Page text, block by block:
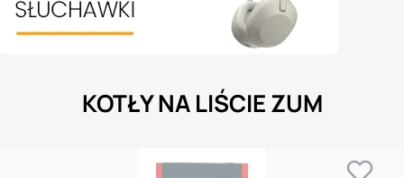
KOTŁY NA LIŚCIE ZUM